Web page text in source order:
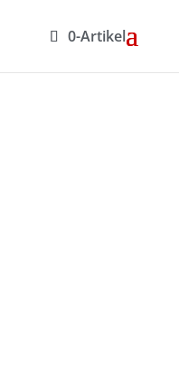
0-Artikel